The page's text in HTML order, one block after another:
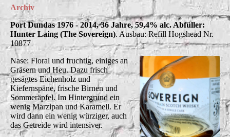
Archiv
Port Dundas 1976 - 2014, 36 Jahre, 59,4% alc. Abfüller:
Hunter Laing (The Sovereign). Ausbau: Refill Hogshead Nr.
10877
Nase: Floral und fruchtig, einiges an
Gräsern und Heu. Dazu frisch
gesägtes Eichenholz und
Kiefernspäne, frische Birnen und
Sommeräpfel. Im Hintergrund ein
wenig Marzipan und Karamell. Er
wird dann ein wenig würziger, auch
das Getreide wird intensiver.